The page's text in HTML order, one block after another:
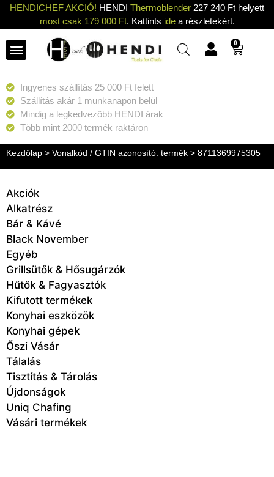
HENDICHEF AKCIÓ! HENDI Thermoblender 227 240 Ft helyett
most csak 179 000 Ft. Kattints idea részletekért.
0
Ingyenes szállítás 25 000 Ft felett
Szállítás akár 1 munkanapon belül
Mindig a legkedvezőbb HENDI árak
Több mint 2000 termék raktáron
Kezdőlap > Vonalkód / GTIN azonosító: termék > 8711369975305
Akciók
Alkatrész
Bár & Kávé
Black November
Egyéb
Grillsütők & Hősugárzók
Hűtők & Fagyasztók
Kifutott termékek
Konyhai eszközök
Konyhai gépek
Őszi Vásár
Tálalás
Tisztítás & Tárolás
Újdonságok
Uniq Chafing
Vásári termékek